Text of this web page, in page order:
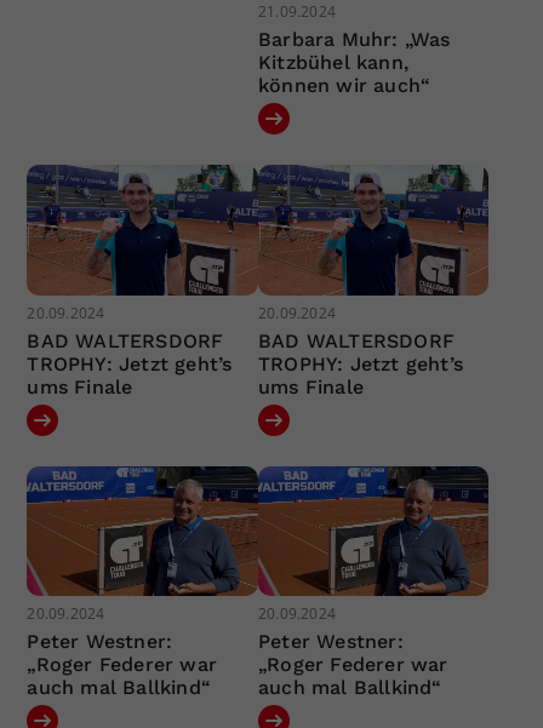
21.09.2024
Barbara Muhr: „Was
Kitzbühel kann,
können wir auch“
20.09.2024
BAD WALTERSDORF
TROPHY: Jetzt geht’s
ums Finale
20.09.2024
BAD WALTERSDORF
TROPHY: Jetzt geht’s
ums Finale
20.09.2024
Peter Westner:
„Roger Federer war
auch mal Ballkind“
20.09.2024
Peter Westner:
„Roger Federer war
auch mal Ballkind“